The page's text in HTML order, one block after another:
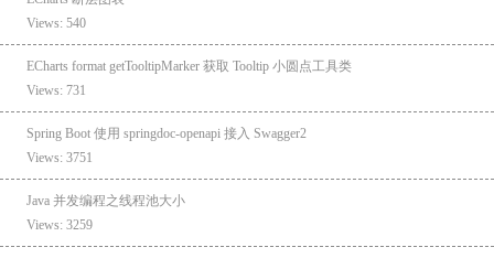
Views: 540
ECharts format getTooltipMarker 获取 Tooltip 小圆点工具类
Views: 731
Spring Boot 使用 springdoc-openapi 接入 Swagger2
Views: 3751
Java 并发编程之线程池大小
Views: 3259